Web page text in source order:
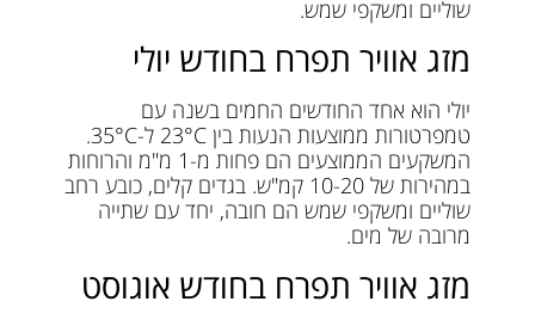
שוליים ומשקפי שמש.
מזג אוויר תפרח בחודש יולי
יולי הוא אחד החודשים החמים בשנה עם
טמפרטורות ממוצעות הנעות בין 23°C ל-35°C.
המשקעים הממוצעים הם פחות מ-1 מ"מ והרוחות
במהירות של 10-20 קמ"ש. בגדים קלים, כובע רחב
שוליים ומשקפי שמש הם חובה, יחד עם שתייה
מרובה של מים.
מזג אוויר תפרח בחודש אוגוסט